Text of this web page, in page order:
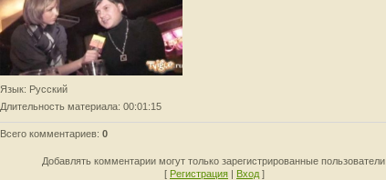
Язык: Русский
Длительность материала: 00:01:15
Всего комментариев: 0
Добавлять комментарии могут только зарегистрированные пользователи.
[ Регистрация | Вход ]